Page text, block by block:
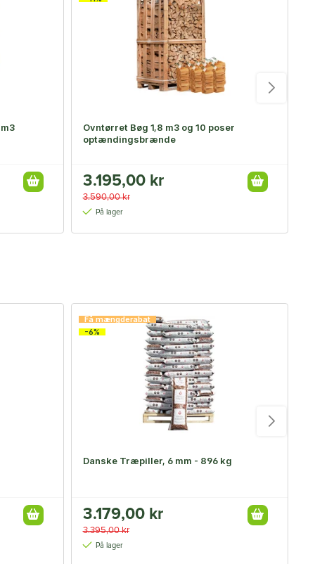
Ovntørret Bøg 1,8 m3 og 10 poser
optændingsbrænde
3.195,00 kr
3.590,00 kr
På lager
Få mængderabat
-6%
Danske Træpiller, 6 mm - 896 kg
3.179,00 kr
3.395,00 kr
På lager